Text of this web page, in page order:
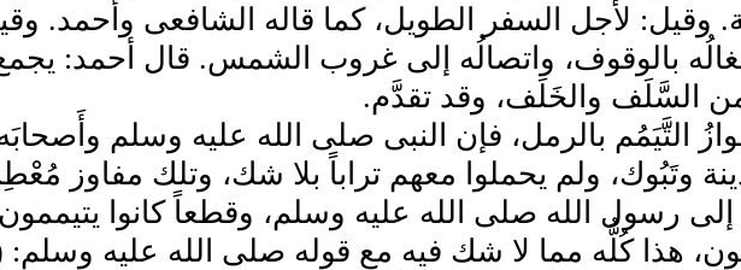
وقيل: لأجل السفر الطويل، كما قاله الشافعى وأحمد.
بالوقوف، واتصالُه إلى غروب الشمس. قال أحمد:
السَّلَف والخَلَف، وقد تقدَّم.
التَّيَمُم بالرمل، فإن النبى صلى الله عليه وسلم
وتَبُوك، ولم يحملوا معهم تراباً بلا شك، وتلك مفاوز
رسول الله صلى الله عليه وسلم، وقطعاً كانوا
هذا كُلُّه مما لا شك فيه مع قوله صلى الله عليه